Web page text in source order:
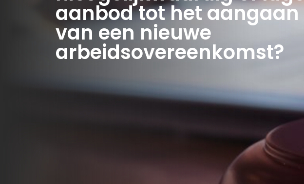
aanbod tot het aangaan
van een nieuwe
arbeidsovereenkomst?